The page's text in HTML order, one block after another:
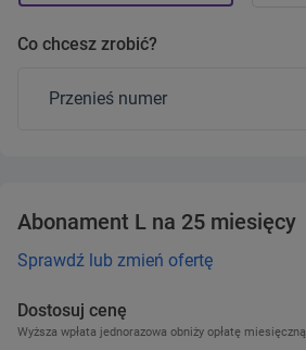
Co chcesz zrobić?
Przenieś numer
Abonament L na 25 miesięcy
Sprawdź lub zmień ofertę
Dostosuj cenę
Wyższa wpłata jednorazowa obniży opłatę miesięczną